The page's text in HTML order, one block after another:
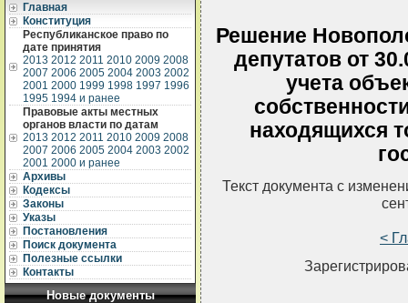
Главная
Конституция
Республиканское право по
дате принятия
2013 2012 2011 2010 2009 2008
2007 2006 2005 2004 2003 2002
2001 2000 1999 1998 1997 1996
1995 1994 и ранее
Правовые акты местных
органов власти по датам
2013 2012 2011 2010 2009 2008
2007 2006 2005 2004 2003 2002
2001 2000 и ранее
Архивы
Кодексы
Законы
Указы
Постановления
Поиск документа
Полезные ссылки
Контакты
Новые документы
Решение
депутатов от
учета
находящихся
Текст документа с
<